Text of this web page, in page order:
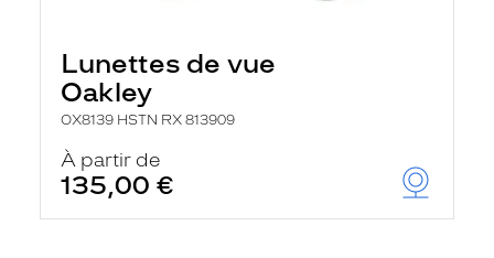
Lunettes de vue
Oakley
OX8139 HSTN RX 813909
À partir de
135,00 €